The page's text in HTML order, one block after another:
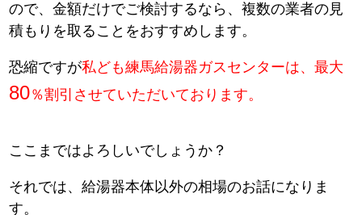
ので、金額だけでご検討するなら、複数の業者の見
積もりを取ることをおすすめします。
恐縮ですが私ども練馬給湯器ガスセンターは、最大
80％割引させていただいております。
ここまではよろしいでしょうか？
それでは、給湯器本体以外の相場のお話になりま
す。